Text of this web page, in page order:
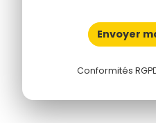
Envoyer
Conformités